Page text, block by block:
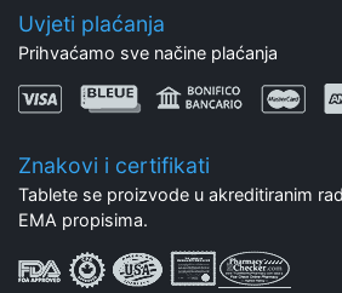
Uvjeti plaćanja
Prihvaćamo sve načine plaćanja
Znakovi i certifikati
Tablete se proizvode u akreditiranim
EMA propisima.